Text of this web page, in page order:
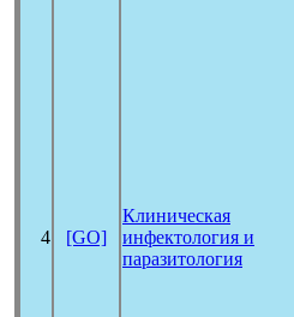
4 [GO]
Клиническая
инфектология и
паразитология